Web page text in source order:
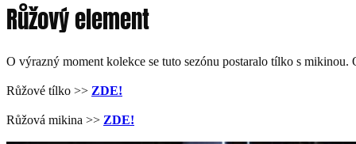
Růžový element
O výrazný moment kolekce se tuto sezónu postaralo tílko s
Růžové tílko >> ZDE!
Růžová mikina >> ZDE!